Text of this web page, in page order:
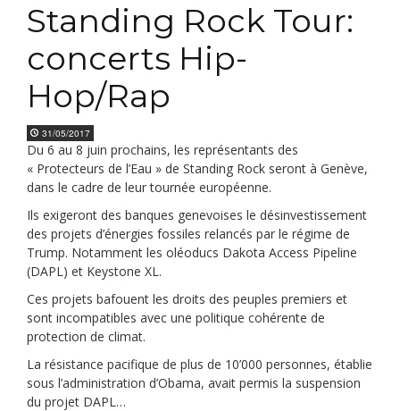
Standing Rock Tour:
concerts Hip-
Hop/Rap
31/05/2017
Du 6 au 8 juin prochains, les représentants des
« Protecteurs de l’Eau » de Standing Rock seront à Genève,
dans le cadre de leur tournée européenne.
Ils exigeront des banques genevoises le désinvestissement
des projets d’énergies fossiles relancés par le régime de
Trump. Notamment les oléoducs Dakota Access Pipeline
(DAPL) et Keystone XL.
Ces projets bafouent les droits des peuples premiers et
sont incompatibles avec une politique cohérente de
protection de climat.
La résistance pacifique de plus de 10’000 personnes, établie
sous l’administration d’Obama, avait permis la suspension
du projet DAPL…